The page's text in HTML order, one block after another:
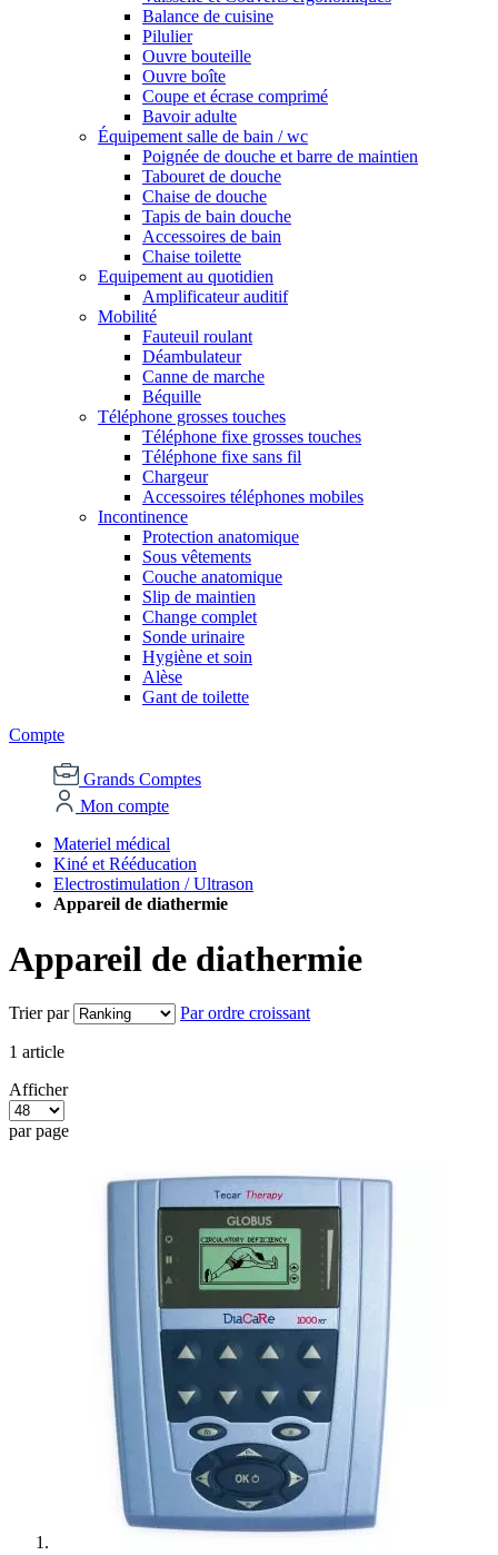
Balance de cuisine
Pilulier
Ouvre bouteille
Ouvre boîte
Coupe et écrase comprimé
Bavoir adulte
Équipement salle de bain / wc
Poignée de douche et barre de maintien
Tabouret de douche
Chaise de douche
Tapis de bain douche
Accessoires de bain
Chaise toilette
Equipement au quotidien
Amplificateur auditif
Mobilité
Fauteuil roulant
Déambulateur
Canne de marche
Béquille
Téléphone grosses touches
Téléphone fixe grosses touches
Téléphone fixe sans fil
Chargeur
Accessoires téléphones mobiles
Incontinence
Protection anatomique
Sous vêtements
Couche anatomique
Slip de maintien
Change complet
Sonde urinaire
Hygiène et soin
Alèse
Gant de toilette
Compte
Grands Comptes
Mon compte
Materiel médical
Kiné et Rééducation
Electrostimulation / Ultrason
Appareil de diathermie
Appareil de diathermie
Trier par Par ordre croissant
1 article
Afficher
par page